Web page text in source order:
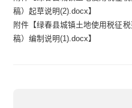
稿）起草说明(2).docx】
附件【绿春县城镇土地使用税征
稿）编制说明(1).docx】